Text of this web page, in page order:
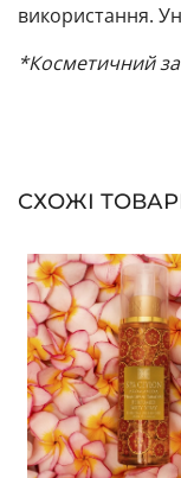
використання.
*Косметичний
СХОЖІ